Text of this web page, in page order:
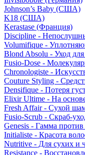
Johnson’s Baby (США)
K18 (США)
Kerastase (Франция)
Discipline -
Volumifique -
Blond Absolu - Уход
Fusio-Dose -
Chronologiste -
Couture Styling -
Densifique - Потеря
Elixir Ultime - На
Fresh Affair - Сухой
Fusio-Scrub - Скраб-
Genesis - Гамма
Initialiste - Красота
Nutritive - Для сухих и
Resistance -